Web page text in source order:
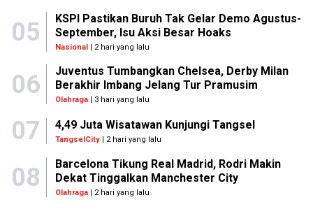
05
KSPI Pastikan Buruh Tak Gelar Demo Agustus-
September, Isu Aksi Besar Hoaks
Nasional| 2 hari yang lalu
06
Juventus Tumbangkan Chelsea, Derby Milan
Berakhir Imbang Jelang Tur Pramusim
Olahraga| 3 hari yang lalu
07 4,49 Juta Wisatawan Kunjungi Tangsel
TangselCity | 2 hari yang lalu
08
Barcelona Tikung Real Madrid, Rodri Makin
Dekat Tinggalkan Manchester City
Olahraga| 2 hari yang lalu